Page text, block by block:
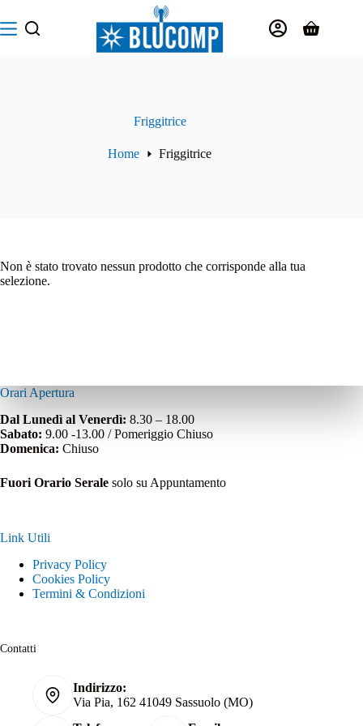
al
contenuto
Carrello
Friggitrice
Home Friggitrice
Non è stato trovato nessun prodotto che corrisponde alla tua
selezione.
Orari Apertura
Dal Lunedì al Venerdì: 8.30 – 18.00
Sabato: 9.00 -13.00 / Pomeriggio Chiuso
Domenica: Chiuso
Fuori Orario Serale solo su Appuntamento
Link Utili
Privacy Policy
Cookies Policy
Termini & Condizioni
Contatti
Indirizzo:
Via Pia, 162 41049 Sassuolo (MO)